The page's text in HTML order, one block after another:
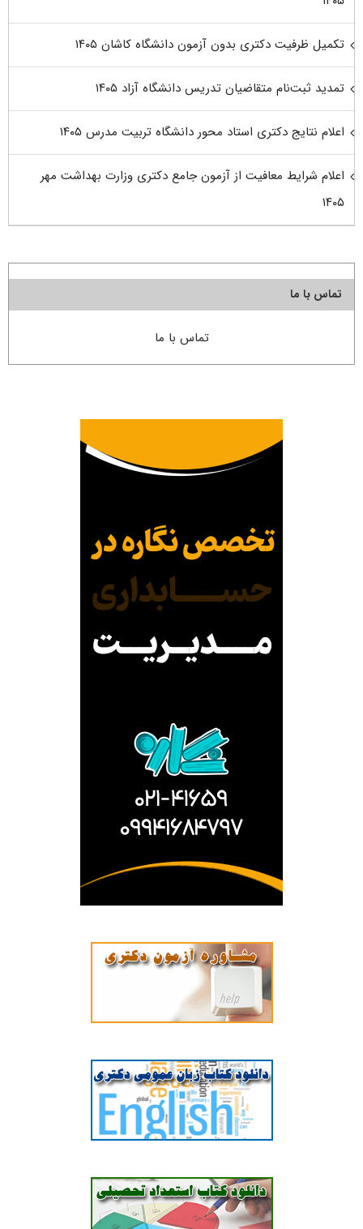
تکمیل ظرفیت دکتری بدون آزمون دانشگاه کاشان ۱۴۰۵
تمدید ثبت‌نام متقاضیان تدریس دانشگاه آزاد ۱۴۰۵
اعلام نتایج دکتری استاد محور دانشگاه تربیت مدرس ۱۴۰۵
اعلام شرایط معافیت از آزمون جامع دکتری وزارت بهداشت مهر
۱۴۰۵
تماس با ما
تماس با ما